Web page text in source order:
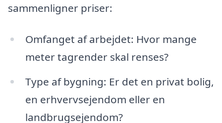
sammenligner priser:
Omfanget af arbejdet: Hvor mange
meter tagrender skal renses?
Type af bygning: Er det en privat bolig,
en erhvervsejendom eller en
landbrugsejendom?